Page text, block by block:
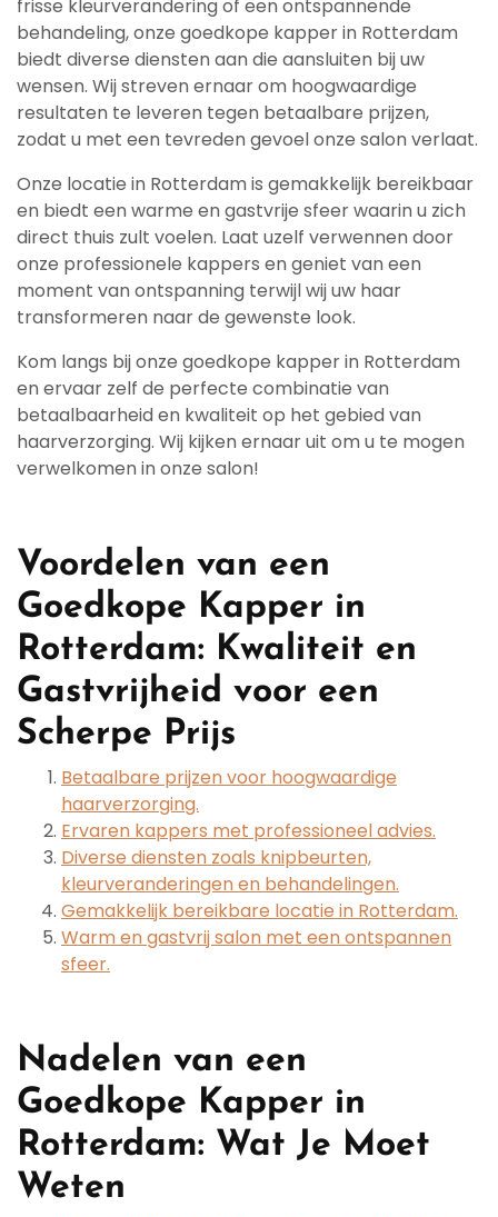
frisse kleurverandering of een ontspannende
behandeling, onze goedkope kapper in Rotterdam
biedt diverse diensten aan die aansluiten bij uw
wensen. Wij streven ernaar om hoogwaardige
resultaten te leveren tegen betaalbare prijzen,
zodat u met een tevreden gevoel onze salon verlaat.
Onze locatie in Rotterdam is gemakkelijk bereikbaar
en biedt een warme en gastvrije sfeer waarin u zich
direct thuis zult voelen. Laat uzelf verwennen door
onze professionele kappers en geniet van een
moment van ontspanning terwijl wij uw haar
transformeren naar de gewenste look.
Kom langs bij onze goedkope kapper in Rotterdam
en ervaar zelf de perfecte combinatie van
betaalbaarheid en kwaliteit op het gebied van
haarverzorging. Wij kijken ernaar uit om u te mogen
verwelkomen in onze salon!
Voordelen van een
Goedkope Kapper in
Rotterdam: Kwaliteit en
Gastvrijheid voor een
Scherpe Prijs
Betaalbare prijzen voor hoogwaardige
haarverzorging.
Ervaren kappers met professioneel advies.
Diverse diensten zoals knipbeurten,
kleurveranderingen en behandelingen.
Gemakkelijk bereikbare locatie in Rotterdam.
Warm en gastvrij salon met een ontspannen
sfeer.
Nadelen van een
Goedkope Kapper in
Rotterdam: Wat Je Moet
Weten